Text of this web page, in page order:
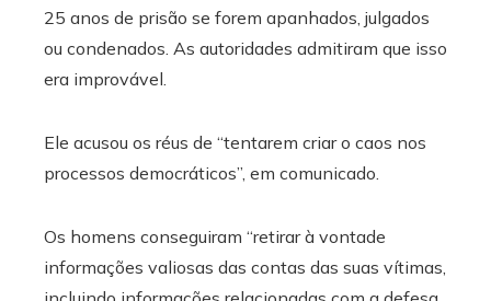
25 anos de prisão se forem apanhados, julgados
ou condenados. As autoridades admitiram que isso
era improvável.
Ele acusou os réus de “tentarem criar o caos nos
processos democráticos”, em comunicado.
Os homens conseguiram “retirar à vontade
informações valiosas das contas das suas vítimas,